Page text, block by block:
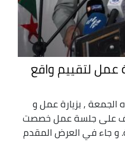
لتقييم واقع
, بزيارة عمل و
على جلسة عمل خصصت
و جاء في العرض المقدم